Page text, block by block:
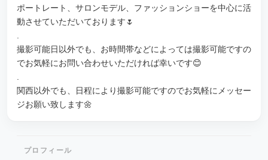
ポートレート、サロンモデル、ファッションショーを中心に活
動させていただいております🌷
.
撮影可能日以外でも、お時間帯などによっては撮影可能ですの
でお気軽にお問い合わせいただければ幸いです😊
.
関西以外でも、日程により撮影可能ですのでお気軽にメッセー
ジお願い致します🌼
プロフィール